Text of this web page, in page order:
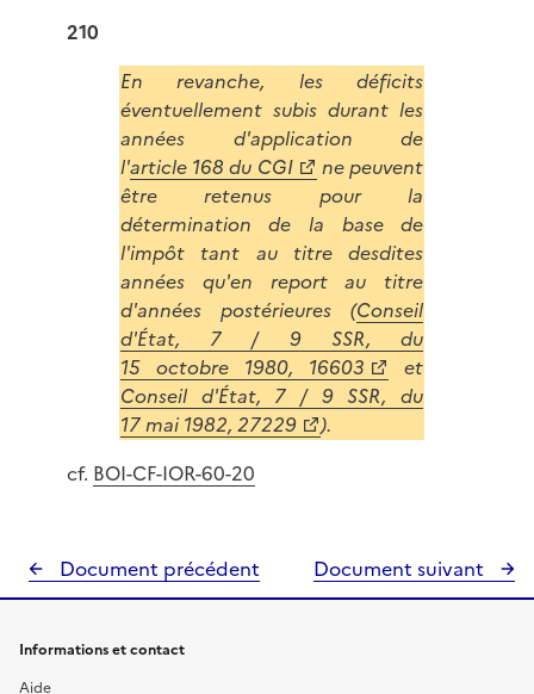
210
En revanche, les déficits
éventuellement subis durant les
années d'application de
l'article 168 du CGI
ne peuvent
être retenus pour la
détermination de la base de
l'impôt tant au titre desdites
années qu'en report au titre
d'années postérieures (Conseil
d'État, 7 / 9 SSR, du
15 octobre 1980, 16603
et
Conseil d'État, 7 / 9 SSR, du
17 mai 1982, 27229
).
cf. BOI-CF-IOR-60-20
Document précédent Document suivant
Informations et contact
Aide